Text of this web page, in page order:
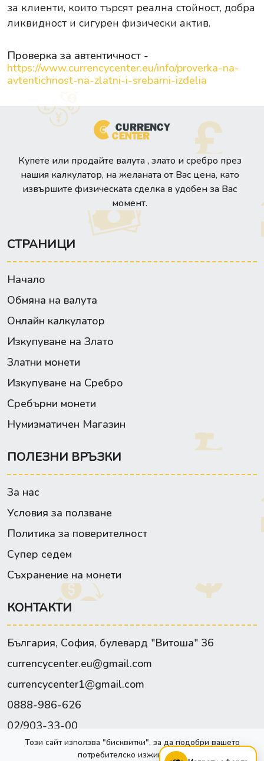
за клиенти, които търсят реална стойност, добра
ликвидност и сигурен физически актив.
Проверка за автентичност -
https://www.currencycenter.eu/info/proverka-na-
avtentichnost-na-zlatni-i-srebarni-izdelia
Купете или продайте валута , злато и сребро през
нашия калкулатор, на желаната от Вас цена, като
извършите физическата сделка в удобен за Вас
момент.
СТРАНИЦИ
Начало
Обмяна на валута
Онлайн калкулатор
Изкупуване на Злато
Златни монети
Изкупуване на Сребро
Сребърни монети
Нумизматичен Магазин
ПОЛЕЗНИ ВРЪЗКИ
За нас
Условия за ползване
Политика за поверителност
Супер седем
Съхранение на монети
КОНТАКТИ
България, София, булевард "Витоша" 36
currencycenter.eu@gmail.com
currencycenter1@gmail.com
0888-986-626
02/903-33-00
Facebook
Този сайт използва "бисквитки", за да подобри вашето
потребителско изживяване.